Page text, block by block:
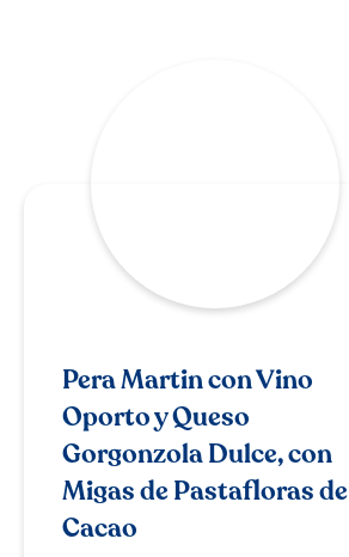
Pera Martin con Vino
Oporto y Queso
Gorgonzola Dulce, con
Migas de Pastafloras de
Cacao